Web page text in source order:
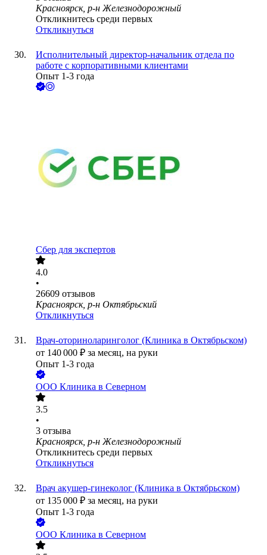
Красноярск, р-н Железнодорожный
Откликнитесь среди первых
Откликнуться
Исполнительный директор-начальник отдела по
работе с корпоративными клиентами
Опыт 1-3 года
Сбер для экспертов
4.0
•
26609 отзывов
Красноярск, р-н Октябрьский
Откликнуться
Врач-оториноларинголог (Клиника в Октябрьском)
от 140 000 ₽ за месяц, на руки
Опыт 1-3 года
ООО Клиника в Северном
3.5
•
3 отзыва
Красноярск, р-н Железнодорожный
Откликнитесь среди первых
Откликнуться
Врач акушер-гинеколог (Клиника в Октябрьском)
от 135 000 ₽ за месяц, на руки
Опыт 1-3 года
ООО Клиника в Северном